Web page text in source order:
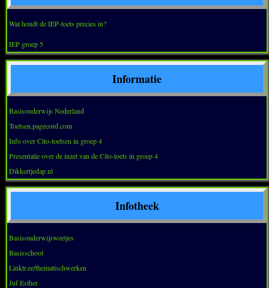
Wat houdt de IEP-toets precies in?
IEP groep 5
Informatie
Basisonderwijs Nederland
Toetsen.pagecord.com
Info over Cito-toetsen in groep 4
Presentatie over de inzet van de Cito-toets in groep 4
Dikkertjedap.nl
Infotheek
Basisonderwijsweetjes
Basisschool
Linktr.ee/thematischwerken
Juf Esther